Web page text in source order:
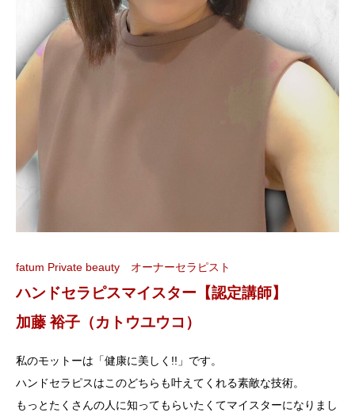
fatum Private beauty オーナーセラピスト
ハンドセラピスマイスター【認定講師】
加藤 裕子（カトウユウコ）
私のモットーは「健康に美しく!!」です。
ハンドセラピスはこのどちらも叶えてくれる素敵な技術。
もっとたくさんの人に知ってもらいたくてマイスターになりまし